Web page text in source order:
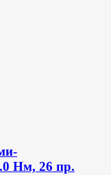
Нм, 26 пр.